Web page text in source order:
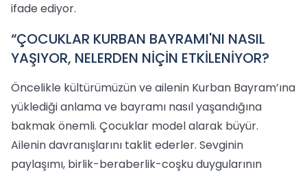
ifade ediyor.
“ÇOCUKLAR KURBAN BAYRAMI'NI NASIL
YAŞIYOR, NELERDEN NİÇİN ETKİLENİYOR?
Öncelikle kültürümüzün ve ailenin Kurban Bayram’ına
yüklediği anlama ve bayramı nasıl yaşandığına
bakmak önemli. Çocuklar model alarak büyür.
Ailenin davranışlarını taklit ederler. Sevginin
paylaşımı, birlik-beraberlik-coşku duygularının